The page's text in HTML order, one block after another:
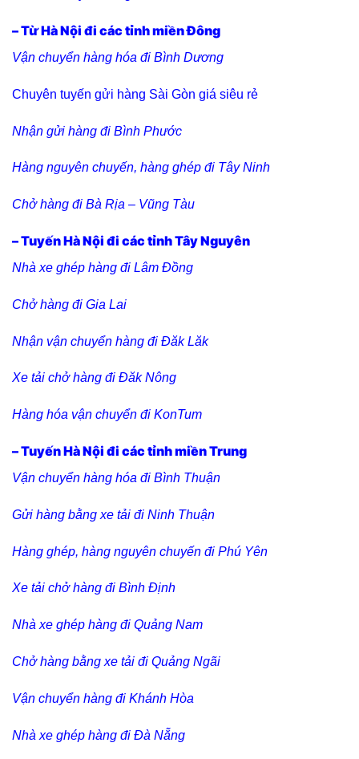
– Từ Hà Nội đi các tỉnh miền Đông
Vận chuyển hàng hóa đi Bình Dương
Chuyên tuyến gửi hàng Sài Gòn giá siêu rẻ
Nhận gửi hàng đi Bình Phước
Hàng nguyên chuyến, hàng ghép đi Tây Ninh
Chở hàng đi Bà Rịa – Vũng Tàu
– Tuyến Hà Nội đi các tỉnh Tây Nguyên
Nhà xe ghép hàng đi Lâm Đồng
Chở hàng đi Gia Lai
Nhận vận chuyển hàng đi Đăk Lăk
Xe tải chở hàng đi Đăk Nông
Hàng hóa vận chuyển đi KonTum
– Tuyến Hà Nội đi các tỉnh miền Trung
Vận chuyển hàng hóa đi Bình Thuận
Gửi hàng bằng xe tải đi Ninh Thuận
Hàng ghép, hàng nguyên chuyến đi Phú Yên
Xe tải chở hàng đi Bình Định
Nhà xe ghép hàng đi Quảng Nam
Chở hàng bằng xe tải đi Quảng Ngãi
Vận chuyển hàng đi Khánh Hòa
Nhà xe ghép hàng đi Đà Nẵng